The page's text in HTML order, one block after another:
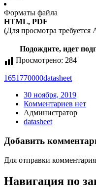
Форматы файла
HTML, PDF
(Для просмотра требуется
Подождите, идет
Просмотрено: 284
1651770000datasheet
30 ноября, 2019
Комментариев нет
Администратор
datasheet
Добавить
Для отправки
Навигация по